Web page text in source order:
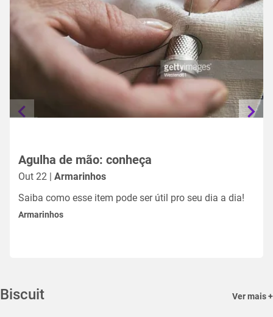
Agulha de mão: conheça
Out 22 | Armarinhos
Saiba como esse item pode ser útil pro seu dia a dia!
Armarinhos
Biscuit Ver mais +